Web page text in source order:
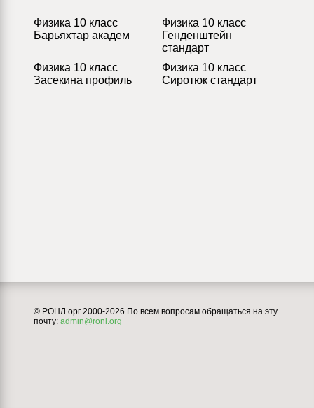
Физика 10 класс
Барьяхтар академ
Физика 10 класс
Генденштейн
стандарт
Физика 10 класс
Засекина профиль
Физика 10 класс
Сиротюк стандарт
© РОНЛ.орг 2000-2026 По всем вопросам обращаться на эту
почту: admin@ronl.org